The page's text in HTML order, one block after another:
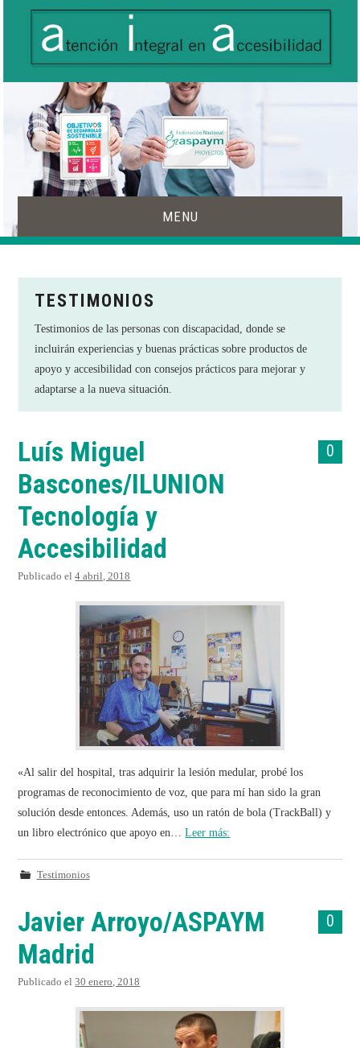
MENU
ACCESIBILIDAD
PRODUCTOS DE APOYO
VIDEOS
PUBLICACIONES
TESTIMONIOS
Testimonios de las personas con discapacidad, donde se
incluirán experiencias y buenas prácticas sobre productos de
apoyo y accesibilidad con consejos prácticos para mejorar y
adaptarse a la nueva situación.
0
Luís Miguel
Bascones/ILUNION
Tecnología y
Accesibilidad
Publicado el4 abril, 2018
«Al salir del hospital, tras adquirir la lesión medular, probé los
programas de reconocimiento de voz, que para mí han sido la gran
solución desde entonces. Además, uso un ratón de bola (TrackBall) y
un libro electrónico que apoyo en…Leer más:
Testimonios
0
Javier Arroyo/ASPAYM
Madrid
Publicado el30 enero, 2018